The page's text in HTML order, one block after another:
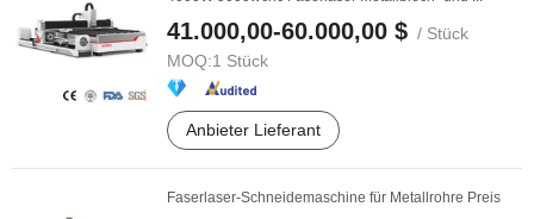
41.000,00-60.000,00 $ / Stück
MOQ:1 Stück
Anbieter Lieferant
Faserlaser-Schneidemaschine für Metallrohre Preis